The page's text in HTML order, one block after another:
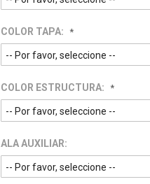
COLOR TAPA:
COLOR ESTRUCTURA:
ALA AUXILIAR: